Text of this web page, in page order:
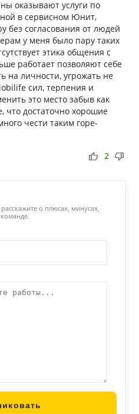
оказывают услуги по
в сервисном Юнит,
без согласования от людей
у меня было пару таких
этика общения с
работает позволяют себе
на личности, угрожать не
сил, терпения и
это место забыв как
достаточно хорошие
чести таким горе-
thumb_up thumb_down
2
о плюсах, минусах,